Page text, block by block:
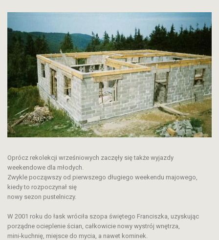
Oprócz rekolekcji wrześniowych zaczęły się także wyjazdy
weekendowe dla młodych.
Zwykle począwszy od pierwszego długiego weekendu majowego,
kiedy to rozpoczynał się
nowy sezon pustelniczy.
W 2001 roku do łask wróciła szopa świętego Franciszka, uzyskując
porządne ocieplenie ścian, całkowicie nowy wystrój wnętrza,
mini-kuchnię, miejsce do mycia, a nawet kominek.